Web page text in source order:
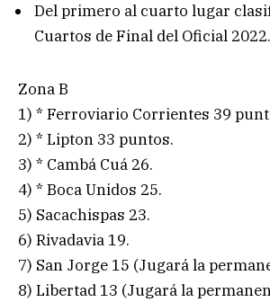
Del primero al cuarto lugar
Cuartos de Final del Oficial 2022.
Zona B
1) * Ferroviario Corrientes 39
2) * Lipton 33 puntos.
3) * Cambá Cuá 26.
4) * Boca Unidos 25.
5) Sacachispas 23.
6) Rivadavia 19.
7) San Jorge 15 (Jugará la
8) Libertad 13 (Jugará la